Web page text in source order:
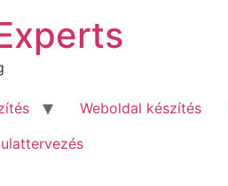
Weboldal készítés